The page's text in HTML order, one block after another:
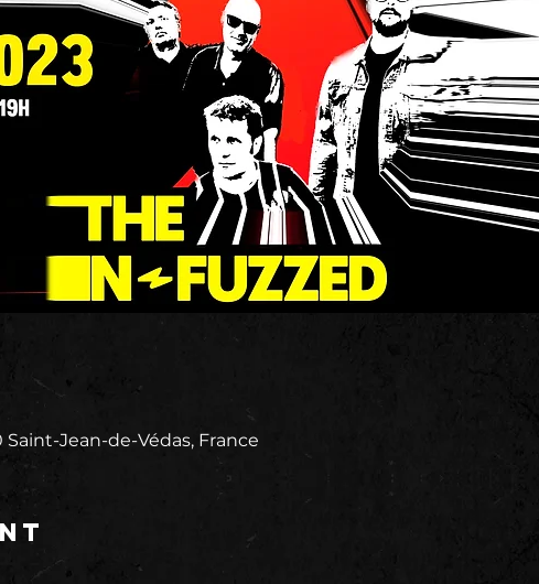
Jean-de-Védas, France